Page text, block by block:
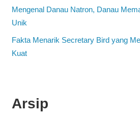
Mengenal Danau Natron, Danau
Unik
Fakta Menarik Secretary Bird yang
Kuat
Arsip